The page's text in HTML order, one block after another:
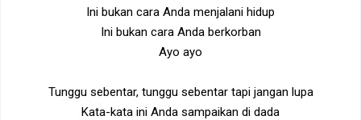
Ini bukan cara Anda menjalani hidup
Ini bukan cara Anda berkorban
Ayo ayo
Tunggu sebentar, tunggu sebentar tapi jangan lupa
Kata-kata ini Anda sampaikan di dada